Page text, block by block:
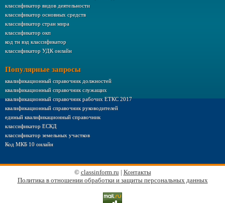
классификатор видов деятельности
классификатор основных средств
классификатор стран мира
классификатор окп
код тн вэд классификатор
классификатор УДК онлайн
Популярные запросы
квалификационный справочник должностей
квалификационный справочник служащих
квалификационный справочник рабочих ЕТКС 2017
квалификационный справочник руководителей
единый квалификационный справочник
классификатор ЕСКД
классификатор земельных участков
Код МКБ 10 онлайн
© classinform.ru | Контакты
Политика в отношении обработки и защиты персональных данных